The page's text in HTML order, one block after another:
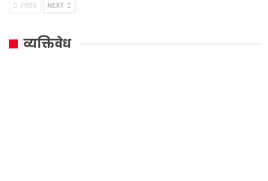
PREV NEXT
व्यक्तिवेध